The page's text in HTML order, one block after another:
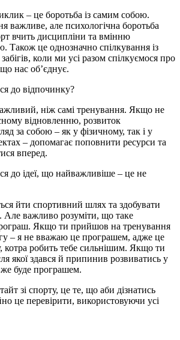
– це боротьба із самим собою.
важливе, але психологічна боротьба
вчить дисципліни та вмінню
Також це однозначно спілкування із
коли ми усі разом спілкуємося про
нас об’єднує.
до відпочинку?
ніж самі тренування. Якщо не
відновленню, розвиток
за собою – як у фізичному, так і у
– допомагає поповнити ресурси та
вперед.
до ідеї, що найважливіше – це не
йти спортивний шлях та здобувати
Але важливо розуміти, що таке
Якщо ти прийшов на тренування
– я не вважаю це програшем, адже це
котра робить тебе сильнішим. Якщо ти
якої здався й припинив розвиватись у
буде програшем.
зі спорту, це те, що аби дізнатись
це перевірити, використовуючи усі